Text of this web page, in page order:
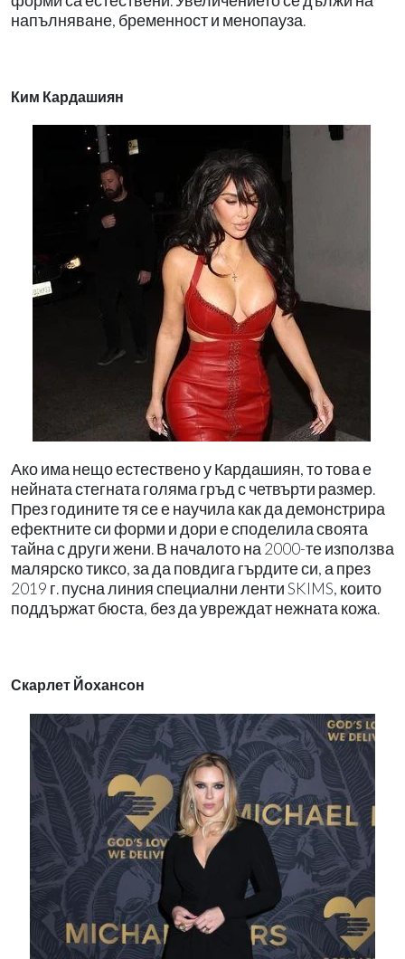
напълняване, бременност и менопауза.
Ким Кардашиян
Ако има нещо естествено у Кардашиян, то това е
нейната стегната голяма гръд с четвърти размер.
През годините тя се е научила как да демонстрира
ефектните си форми и дори е споделила своята
тайна с други жени. В началото на 2000-те използва
малярско тиксо, за да повдига гърдите си, а през
2019 г. пусна линия специални ленти SKIMS, които
поддържат бюста, без да увреждат нежната кожа.
Скарлет Йохансон